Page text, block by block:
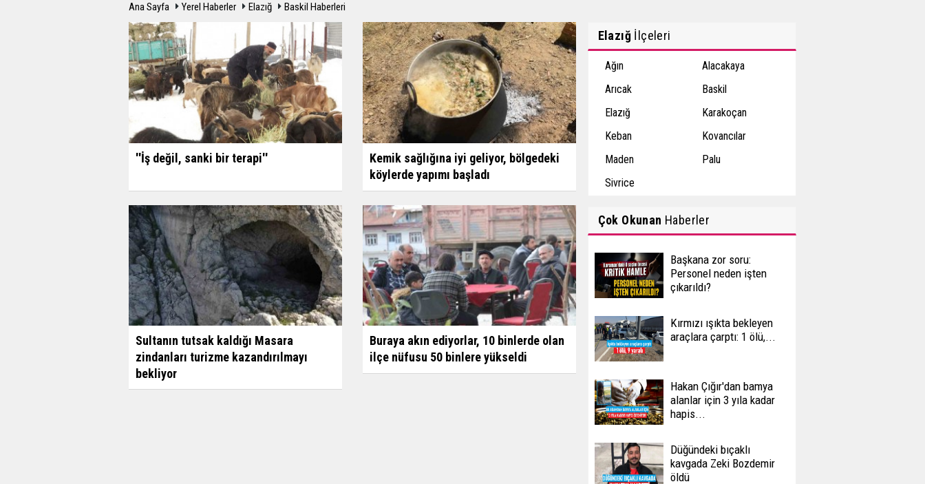
Ana Sayfa Yerel Haberler Elazığ Baskil Haberleri
''İş değil, sanki bir terapi''
Kemik sağlığına iyi geliyor, bölgedeki
köylerde yapımı başladı
Sultanın tutsak kaldığı Masara
zindanları turizme kazandırılmayı
bekliyor
Buraya akın ediyorlar, 10 binlerde olan
ilçe nüfusu 50 binlere yükseldi
Elazığ İlçeleri
Ağın
Alacakaya
Arıcak
Baskil
Elazığ
Karakoçan
Keban
Kovancılar
Maden
Palu
Sivrice
Çok Okunan Haberler
Başkana zor soru:
Personel neden işten
çıkarıldı?
Kırmızı ışıkta bekleyen
araçlara çarptı: 1 ölü,...
Hakan Çığır'dan bamya
alanlar için 3 yıla kadar
hapis...
Düğündeki bıçaklı
kavgada Zeki Bozdemir
öldü